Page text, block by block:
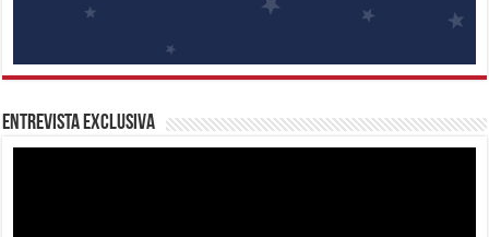
Entrevista Exclusiva